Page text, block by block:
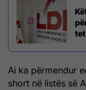
Ai ka përmendur
short në listës së